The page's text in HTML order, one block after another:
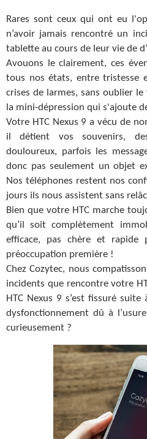
Rares sont ceux qui ont eu
n’avoir jamais rencontré un
tablette au cours de leur vie de
Avouons le clairement, ces
tous nos états, entre tristesse
crises de larmes, sans oublier
la mini-dépression qui s'ajoute
Votre HTC Nexus 9 a vécu de
il détient vos souvenirs,
douloureux, parfois les
donc pas seulement un objet
Nos téléphones restent nos
jours ils nous assistent sans
Bien que votre HTC marche
qu’il soit complètement
efficace, pas chère et
préoccupation première !
Chez Cozytec, nous
incidents que rencontre votre
HTC Nexus 9 s’est fissuré
dysfonctionnement dû à
curieusement ?